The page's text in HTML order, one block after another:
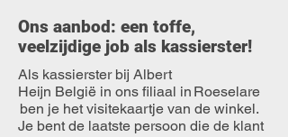
Ons aanbod: een toffe,
veelzijdige job als kassierster!
Als kassierster bij Albert
Heijn België in ons filiaal in Roeselare
ben je het visitekaartje van de winkel.
Je bent de laatste persoon die de klant